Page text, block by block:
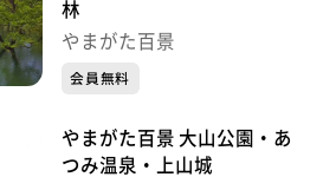
林
やまがた百景
会員無料
やまがた百景 大山公園・あ
つみ温泉・上山城